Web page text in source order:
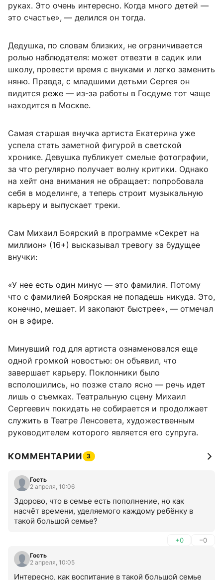
руках. Это очень интересно. Когда много детей —
это счастье», — делился он тогда.
Дедушка, по словам близких, не ограничивается
ролью наблюдателя: может отвезти в садик или
школу, провести время с внуками и легко заменить
няню. Правда, с младшими детьми Сергея он
видится реже — из-за работы в Госдуме тот чаще
находится в Москве.
Самая старшая внучка артиста Екатерина уже
успела стать заметной фигурой в светской
хронике. Девушка публикует смелые фотографии,
за что регулярно получает волну критики. Однако
на хейт она внимания не обращает: попробовала
себя в моделинге, а теперь строит музыкальную
карьеру и выпускает треки.
Сам Михаил Боярский в программе «Секрет на
миллион» (16+) высказывал тревогу за будущее
внучки:
«У нее есть один минус — это фамилия. Потому
что с фамилией Боярская не попадешь никуда. Это,
конечно, мешает. И закопают быстрее», — отмечал
он в эфире.
Минувший год для артиста ознаменовался еще
одной громкой новостью: он объявил, что
завершает карьеру. Поклонники было
всполошились, но позже стало ясно — речь идет
лишь о съемках. Театральную сцену Михаил
Сергеевич покидать не собирается и продолжает
служить в Театре Ленсовета, художественным
руководителем которого является его супруга.
КОММЕНТАРИИ 3
Гость
2 апреля, 10:06
Здорово, что в семье есть пополнение, но как
насчёт времени, уделяемого каждому ребёнку в
такой большой семье?
+0 –0
Гость
2 апреля, 10:05
Интересно, как воспитание в такой большой семье